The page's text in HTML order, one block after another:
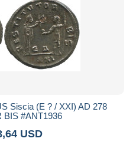
Siscia (E ? / XXI) AD 278
BIS #ANT1936
USD